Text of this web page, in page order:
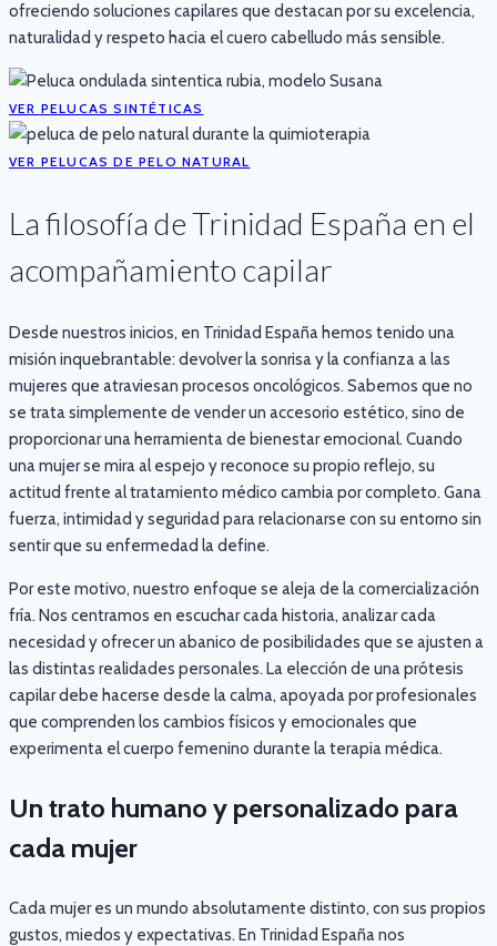
ofreciendo soluciones capilares que destacan por su excelencia,
naturalidad y respeto hacia el cuero cabelludo más sensible.
VER PELUCAS SINTÉTICAS
VER PELUCAS DE PELO NATURAL
La filosofía de Trinidad España en el
acompañamiento capilar
Desde nuestros inicios, en Trinidad España hemos tenido una
misión inquebrantable: devolver la sonrisa y la confianza a las
mujeres que atraviesan procesos oncológicos. Sabemos que no
se trata simplemente de vender un accesorio estético, sino de
proporcionar una herramienta de bienestar emocional. Cuando
una mujer se mira al espejo y reconoce su propio reflejo, su
actitud frente al tratamiento médico cambia por completo. Gana
fuerza, intimidad y seguridad para relacionarse con su entorno sin
sentir que su enfermedad la define.
Por este motivo, nuestro enfoque se aleja de la comercialización
fría. Nos centramos en escuchar cada historia, analizar cada
necesidad y ofrecer un abanico de posibilidades que se ajusten a
las distintas realidades personales. La elección de una prótesis
capilar debe hacerse desde la calma, apoyada por profesionales
que comprenden los cambios físicos y emocionales que
experimenta el cuerpo femenino durante la terapia médica.
Un trato humano y personalizado para
cada mujer
Cada mujer es un mundo absolutamente distinto, con sus propios
gustos, miedos y expectativas. En Trinidad España nos